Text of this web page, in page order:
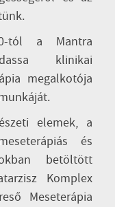
tól a Mantra
klinikai
megalkotója
elemek, a
és
betöltött
Komplex
Meseterápia